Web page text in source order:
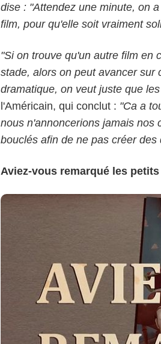
dise : "Attendez une minute, on
film, pour qu'elle soit vraiment
"Si on trouve qu'un autre film en
stade, alors on peut avancer sur
dramatique, on veut juste que
l'Américain, qui conclut : "Ca a
nous n'annoncerions jamais nos
bouclés afin de ne pas créer
Aviez-vous remarqué les